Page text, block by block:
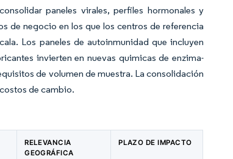
paneles virales, perfiles hormonales y
de negocio en los que los centros de referencia
Los paneles de autoinmunidad que incluyen
invierten en nuevas quimicas de enzima-
de volumen de muestra. La consolidación
de cambio.
RELEVANCIA
GEOGRÁFICA
PLAZO DE IMPACTO